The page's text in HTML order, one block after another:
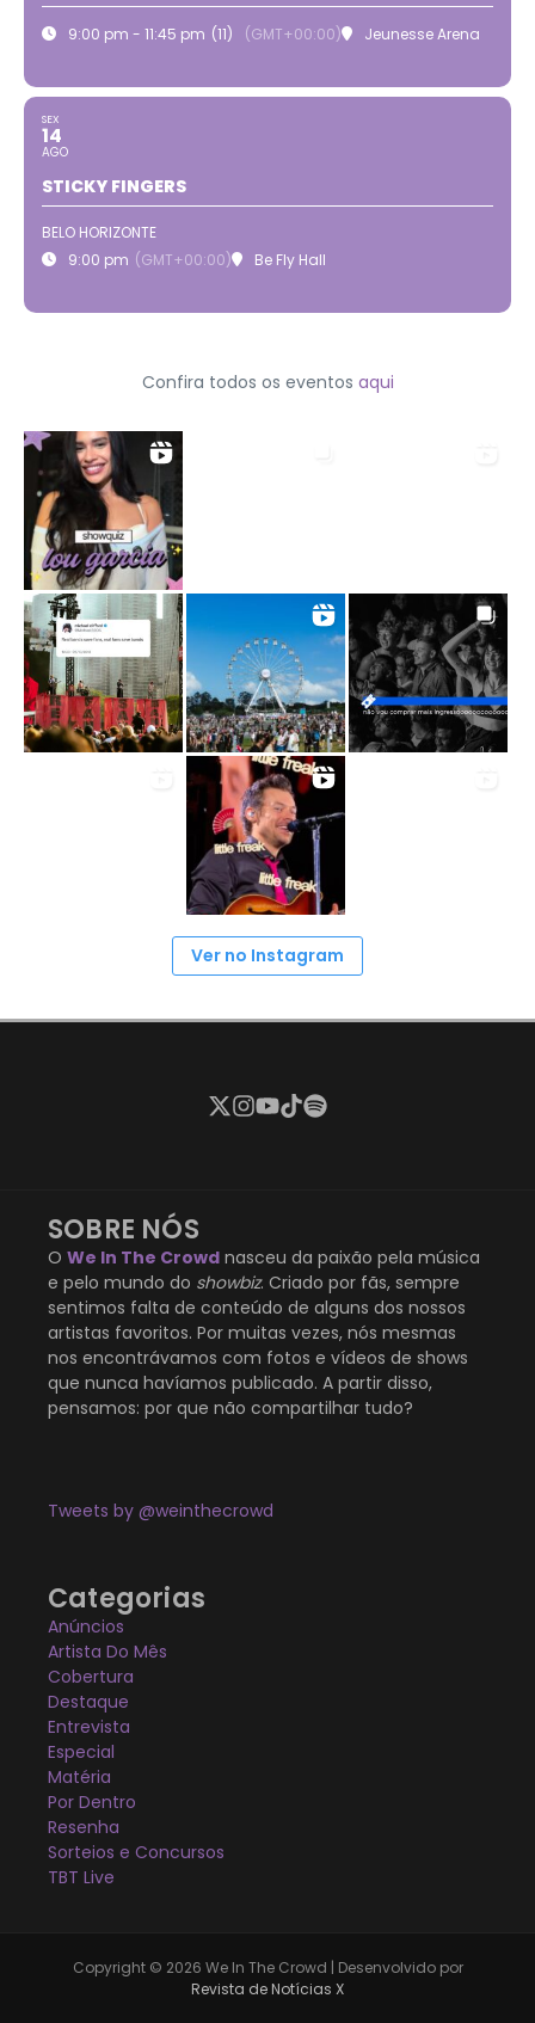
9:00 pm - 11:45 pm (11) (GMT+00:00) Jeunesse Arena
SEX
14
AGO
STICKY FINGERS
BELO HORIZONTE
9:00 pm (GMT+00:00) Be Fly Hall
Confira todos os eventos aqui
Ver no Instagram
SOBRE NÓS
O We In The Crowd nasceu da paixão pela música
e pelo mundo do showbiz. Criado por fãs, sempre
sentimos falta de conteúdo de alguns dos nossos
artistas favoritos. Por muitas vezes, nós mesmas
nos encontrávamos com fotos e vídeos de shows
que nunca havíamos publicado. A partir disso,
pensamos: por que não compartilhar tudo?
Tweets by @weinthecrowd
Categorias
Anúncios
Artista Do Mês
Cobertura
Destaque
Entrevista
Especial
Matéria
Por Dentro
Resenha
Sorteios e Concursos
TBT Live
Copyright © 2026 We In The Crowd | Desenvolvido por
Revista de Notícias X